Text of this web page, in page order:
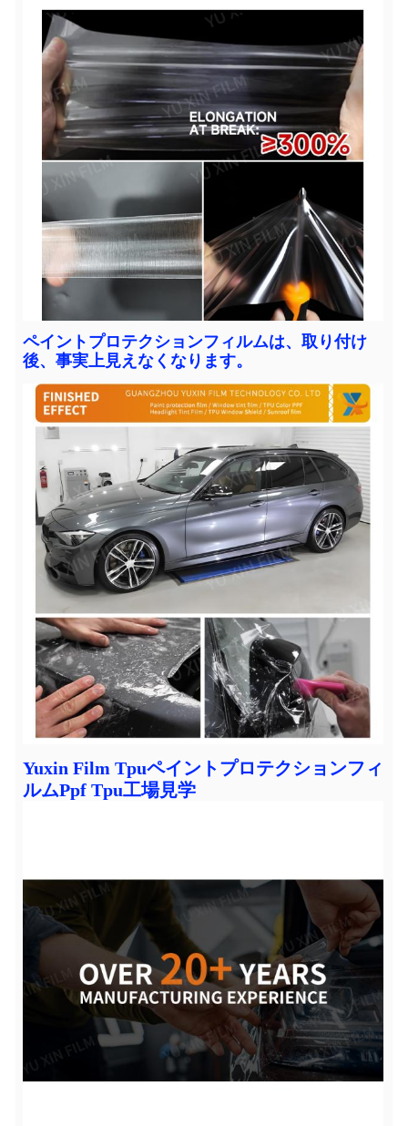
ペイントプロテクションフィルムは、取り付け
後、事実上見えなくなります。
Yuxin Film Tpuペイントプロテクションフィ
ルムPpf Tpu工場見学